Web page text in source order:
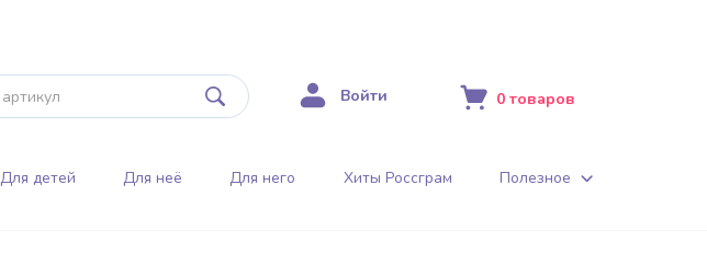
Войти 0 товаров
Для детей Для неё Для него Хиты Россграм Полезное